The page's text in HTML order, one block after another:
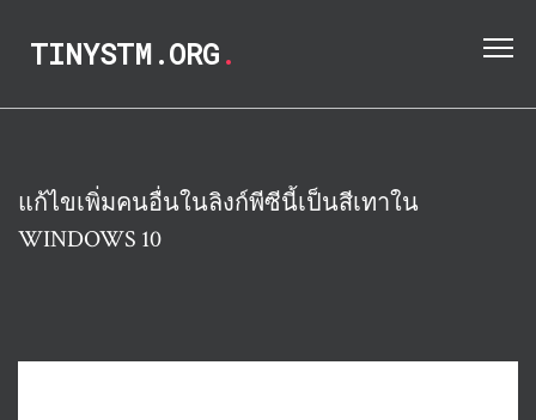
TINYSTM.ORG.
แก้ไขเพิ่มคนอื่นในลิงก์พีซีนี้เป็นสีเทาใน
WINDOWS 10